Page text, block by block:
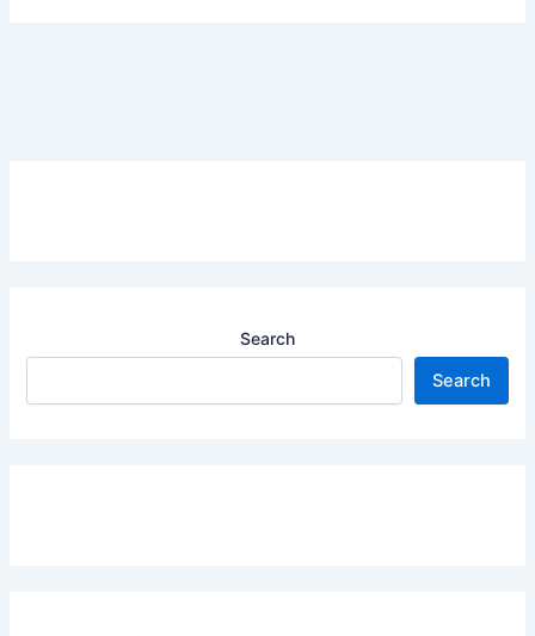
Search
Search